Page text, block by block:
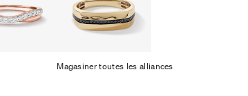
Magasiner toutes les alliances